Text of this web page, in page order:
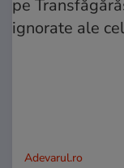
Adevarul.ro